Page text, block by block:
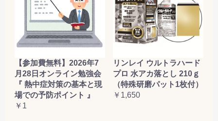
【参加費無料】2026年7
月28日オンライン勉強会
『 熱中症対策の基本と現
場での予防ポイント 』
￥1
リンレイ ウルトラハード
プロ 水アカ落とし 210ｇ
（特殊研磨パット1枚付）
￥1,650